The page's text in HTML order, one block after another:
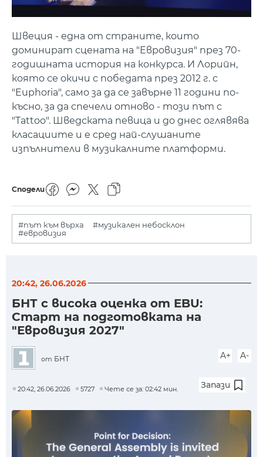
Швеция - една от страните, които
доминират сцената на "Евровизия" през 70-
годишната история на конкурса. И Лорийн,
която се окичи с победата през 2012 г. с
"Euphoria", само за да се завърне 11 години по-
късно, за да спечели отново - този път с
"Tattoo". Шведската певица и до днес оглявява
класациите и е сред най-слушаните
изпълнители в музикалните платформи.
Сподели
#път към върха
#музикален небосклон
#евровизия
20:42, 26.06.2026
БНТ с висока оценка от EBU:
Старт на подготовката на
"Евровизия 2027"
от БНТ A+ A-
20:42, 26.06.2026 5727 Чете се за: 02:42 мин. Запази